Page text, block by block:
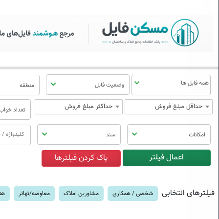
مسکن فایل | خرید، فروش،
منوی
مسکن
وضعیت فایل منطقه
حداقل مبلغ فروش حداکثر مبلغ فروش تعداد
امکانات سند
فیلترهای انتخابی شخصی / همکاری مشاورین املاک معاوضه/تهاتر